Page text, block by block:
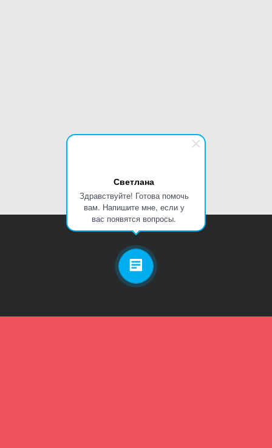
Светлана
Здравствуйте! Готова помочь
вам. Напишите мне, если у
вас появятся вопросы.